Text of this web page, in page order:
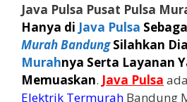
Java Pulsa Pusat Pulsa
Hanya di Java Pulsa
Murah BandungSilahkan
Murahnya Serta Layanan
Memuaskan. Java Pulsa
Elektrik Termurah Bandung